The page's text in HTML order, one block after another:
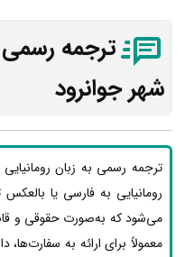
ترجمه رسمی
شهر جوانرود
ترجمه رسمی به زبان
رومانیایی به فارسی یا
می‌شود که به‌صورت حقوقی و
معمولاً برای ارائه به سفارت‌ها،